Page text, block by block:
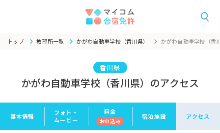
トップ 教習所一覧 かがわ自動車学校（香川県） かがわ自動車学校（香
香川県
かがわ自動車学校（香川県）のアクセス
基本情報
フォト・
ムービー
料金
お申込み
宿泊施設 アクセス